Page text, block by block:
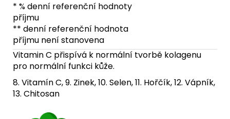
* % denní referenční hodnoty
příjmu
** denní referenční hodnota
příjmu není stanovena
Vitamin C přispívá k normální tvorbě kolagenu
pro normální funkci kůže.
8. Vitamín C, 9. Zinek, 10. Selen, 11. Hořčík, 12. Vápník,
13. Chitosan